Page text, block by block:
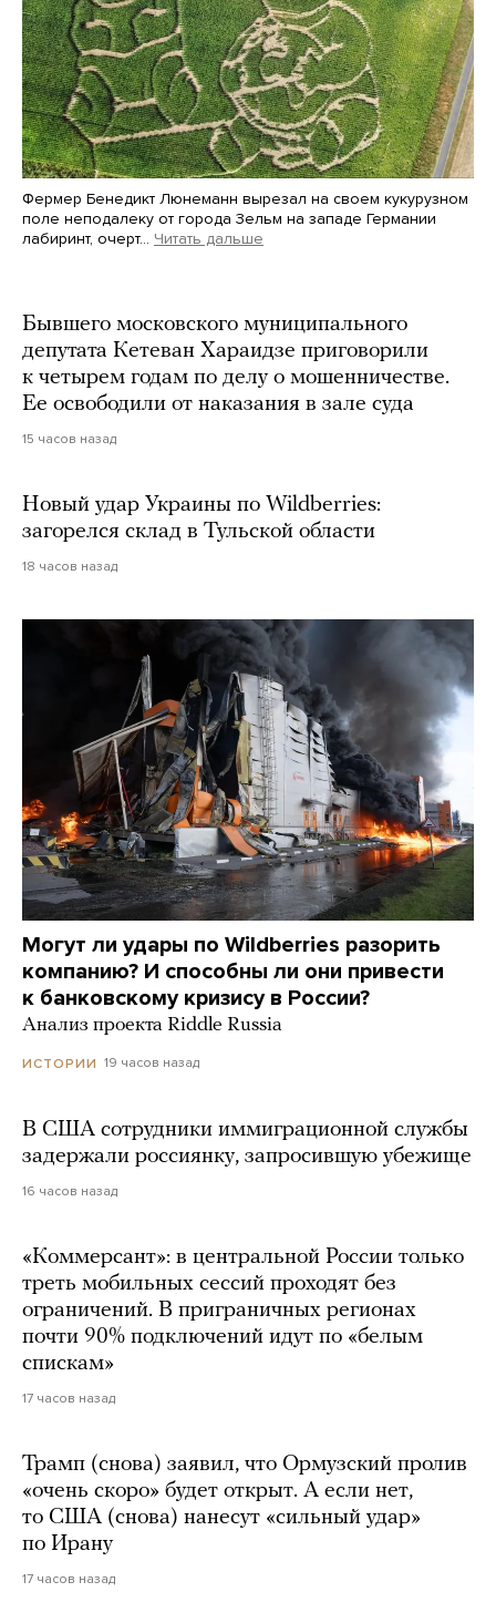
Фермер Бенедикт Люнеманн вырезал на своем кукурузном
поле неподалеку от города Зельм на западе Германии
лабиринт, очерт… Читать дальше
Бывшего московского муниципального
депутата Кетеван Хараидзе приговорили
к четырем годам по делу о мошенничестве.
Ее освободили от наказания в зале суда
15 часов назад
Новый удар Украины по Wildberries:
загорелся склад в Тульской области
18 часов назад
Могут ли удары по Wildberries разорить
компанию? И способны ли они привести
к банковскому кризису в России?
Анализ проекта Riddle Russia
ИСТОРИИ 19 часов назад
В США сотрудники иммиграционной службы
задержали россиянку, запросившую убежище
16 часов назад
«Коммерсант»: в центральной России только
треть мобильных сессий проходят без
ограничений. В приграничных регионах
почти 90% подключений идут по «белым
спискам»
17 часов назад
Трамп (снова) заявил, что Ормузский пролив
«очень скоро» будет открыт. А если нет,
то США (снова) нанесут «сильный удар»
по Ирану
17 часов назад